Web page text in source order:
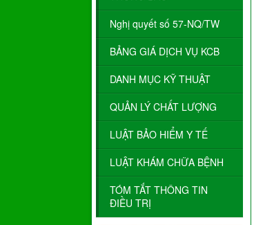
Nghị quyết số 57-NQ/TW
BẢNG GIÁ DỊCH VỤ KCB
DANH MỤC KỸ THUẬT
QUẢN LÝ CHẤT LƯỢNG
LUẬT BẢO HIỂM Y TẾ
LUẬT KHÁM CHỮA BỆNH
TÓM TẮT THÔNG TIN
ĐIỀU TRỊ